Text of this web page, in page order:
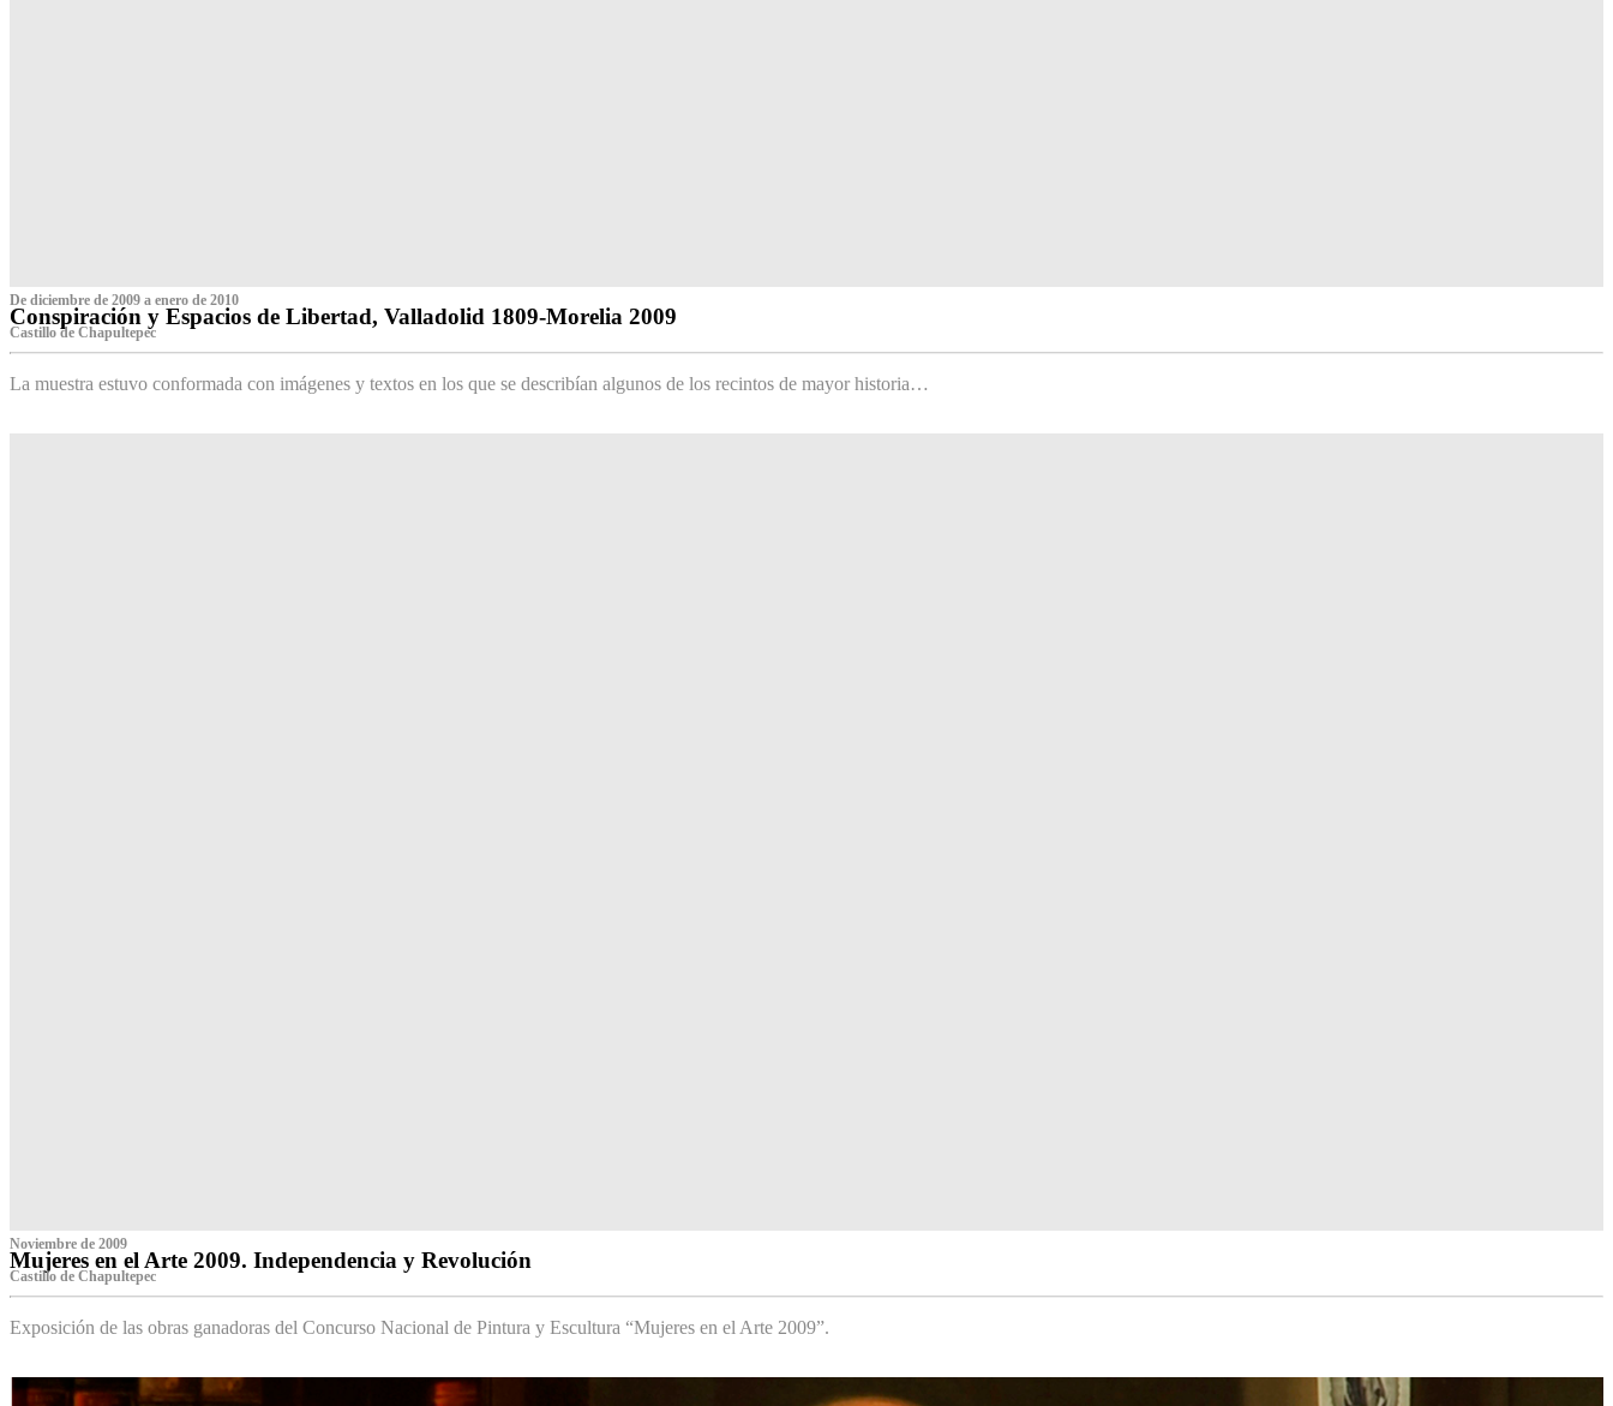
De diciembre de 2009 a enero de 2010
Conspiración y Espacios de Libertad, Valladolid 1809-Morelia 2009
Castillo de Chapultepec
La muestra estuvo conformada con imágenes y textos en los que se describían algunos de los recintos de mayor historia…
Noviembre de 2009
Mujeres en el Arte 2009. Independencia y Revolución
Castillo de Chapultepec
Exposición de las obras ganadoras del Concurso Nacional de Pintura y Escultura “Mujeres en el Arte 2009”.